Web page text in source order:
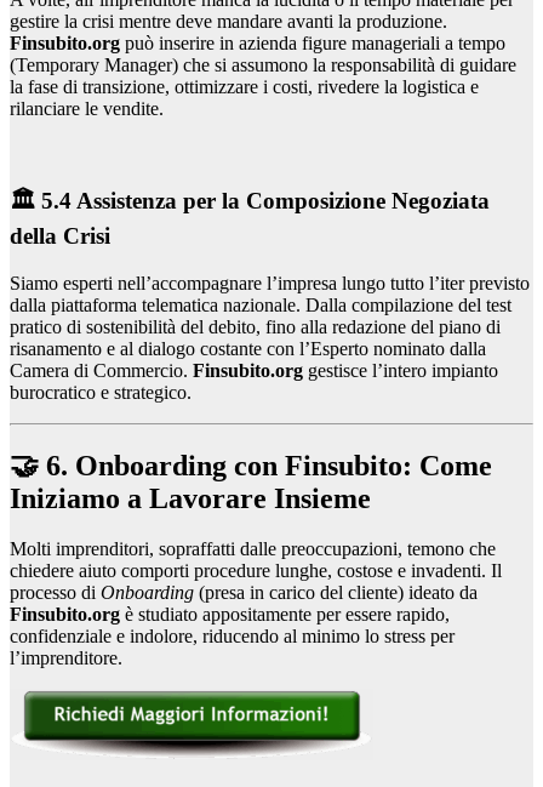
gestire la crisi mentre deve mandare avanti la produzione.
Finsubito.org può inserire in azienda figure manageriali a tempo
(Temporary Manager) che si assumono la responsabilità di guidare
la fase di transizione, ottimizzare i costi, rivedere la logistica e
rilanciare le vendite.
🏛️ 5.4 Assistenza per la Composizione Negoziata
della Crisi
Siamo esperti nell’accompagnare l’impresa lungo tutto l’iter previsto
dalla piattaforma telematica nazionale. Dalla compilazione del test
pratico di sostenibilità del debito, fino alla redazione del piano di
risanamento e al dialogo costante con l’Esperto nominato dalla
Camera di Commercio. Finsubito.org gestisce l’intero impianto
burocratico e strategico.
🤝 6. Onboarding con Finsubito: Come
Iniziamo a Lavorare Insieme
Molti imprenditori, sopraffatti dalle preoccupazioni, temono che
chiedere aiuto comporti procedure lunghe, costose e invadenti. Il
processo di Onboarding (presa in carico del cliente) ideato da
Finsubito.org è studiato appositamente per essere rapido,
confidenziale e indolore, riducendo al minimo lo stress per
l’imprenditore.